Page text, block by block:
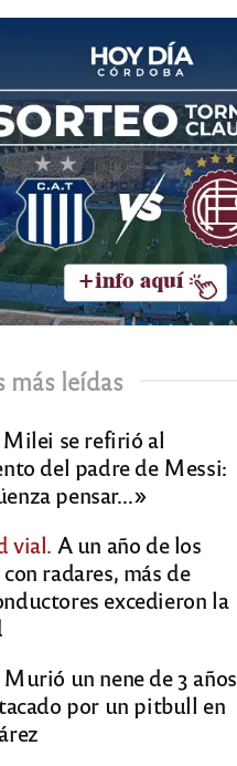
leídas
Milei se refirió al
del padre de Messi:
pensar…»
vial. A un año de los
radares, más de
excedieron la
Murió un nene de 3 años
por un pitbull en